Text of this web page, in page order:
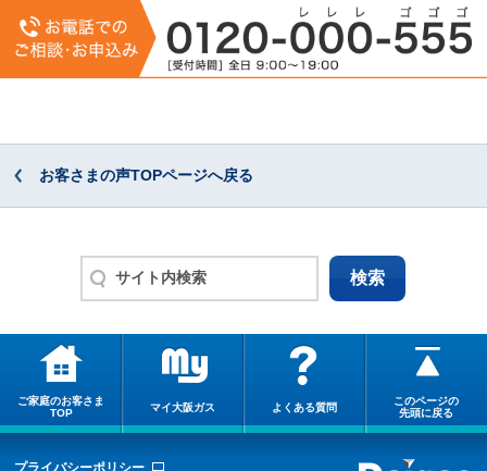
お客さまの声TOPページへ戻る
ご家庭のお客さま
TOP
マイ大阪ガス よくある質問
このページの
先頭に戻る
プライバシーポリシー